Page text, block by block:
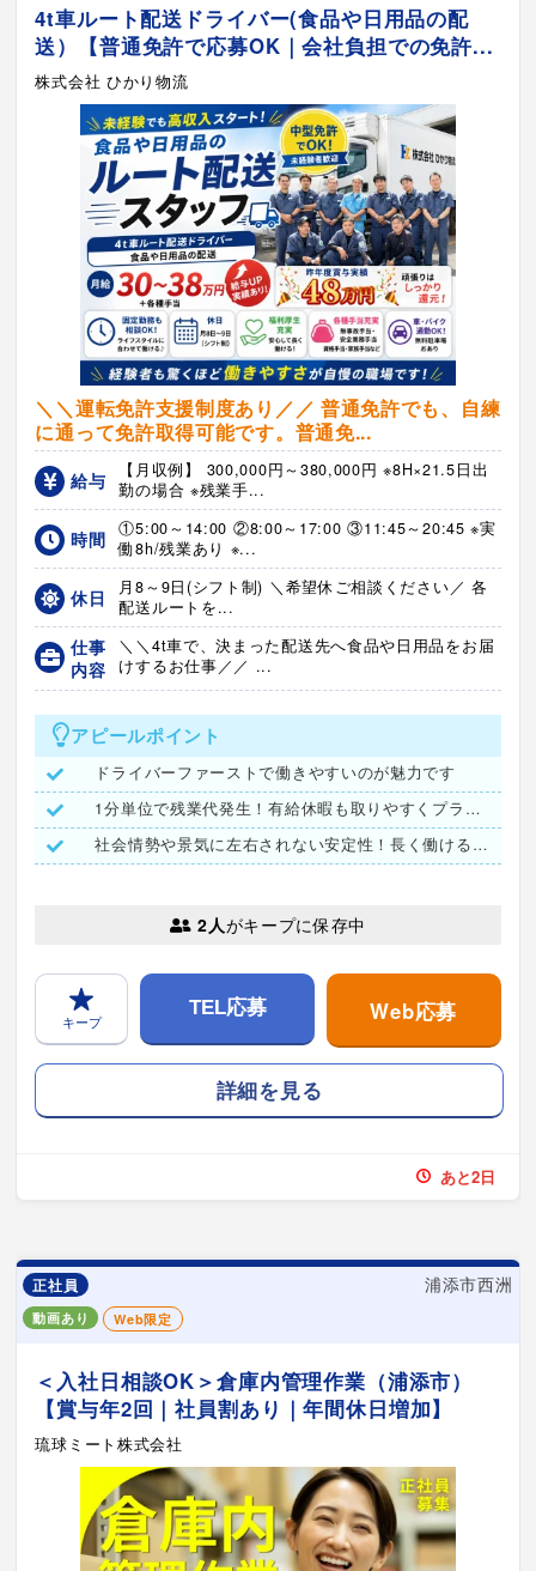
4t車ルート配送ドライバー(食品や日用品の配
送）【普通免許で応募OK｜会社負担での免許...
株式会社 ひかり物流
＼＼運転免許支援制度あり／／ 普通免許でも、自練
に通って免許取得可能です。普通免...
給与
【月収例】 300,000円～380,000円 ※8H×21.5日出
勤の場合 ※残業手...
時間
①5:00～14:00 ②8:00～17:00 ③11:45～20:45 ※実
働8h/残業あり ※...
休日
月8～9日(シフト制) ＼希望休ご相談ください／ 各
配送ルートを...
仕事
内容
＼＼4t車で、決まった配送先へ食品や日用品をお届
けするお仕事／／ ...
アピールポイント
ドライバーファーストで働きやすいのが魅力です
1分単位で残業代発生！有給休暇も取りやすくプライベートも充実
社会情勢や景気に左右されない安定性！長く働ける環境です
2人がキープに保存中
キープ
TEL応募 Web応募
詳細を見る
あと2日
正社員 浦添市西洲
動画あり Web限定
＜入社日相談OK＞倉庫内管理作業（浦添市）
【賞与年2回｜社員割あり｜年間休日増加】
琉球ミート株式会社